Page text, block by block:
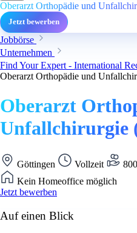
Oberarzt Orthopädie und
Jetzt bewerben
Jobbörse
Unternehmen
Find Your Expert - International
Oberarzt Orthopädie und
Oberarzt
Unfallchirurgie
Göttingen Vollzeit
Kein Homeoffice möglich
Jetzt bewerben
Auf einen Blick